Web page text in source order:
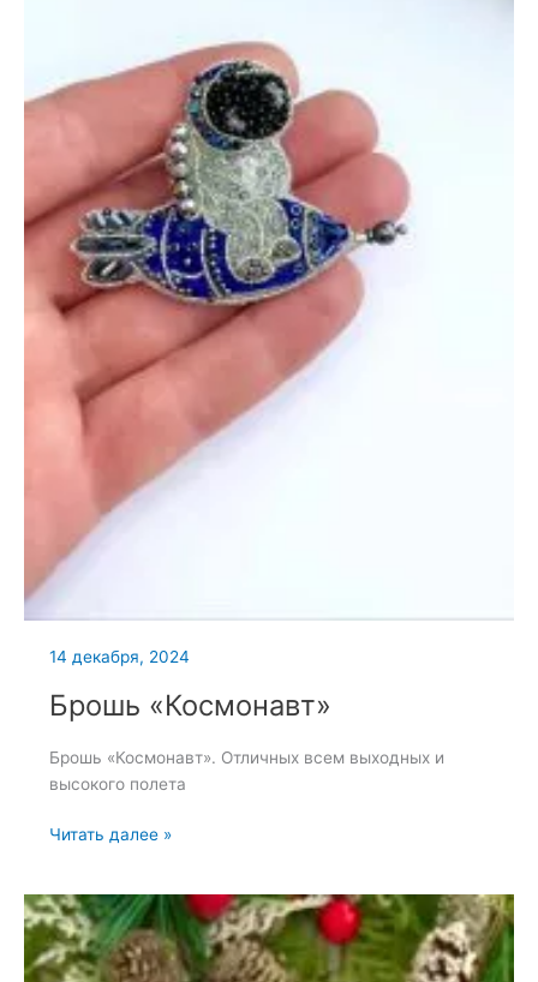
14 декабря, 2024
Брошь «Космонавт»
Брошь «Космонавт». Отличных всем выходных и
высокого полета
Брошь
Читать далее »